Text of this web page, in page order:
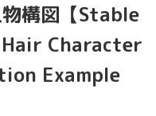
物構図【Stable
Character
Example